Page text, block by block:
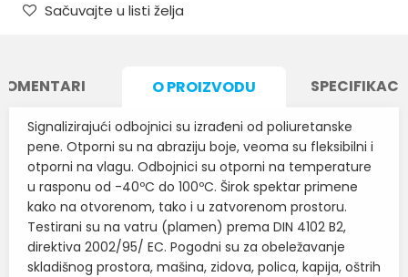
Sačuvajte u listi želja
O PROIZVODU
Signalizirajući odbojnici su izrađeni od poliuretanske
pene. Otporni su na abraziju boje, veoma su fleksibilni i
otporni na vlagu. Odbojnici su otporni na temperature
u rasponu od -40ºC do 100ºC. Širok spektar primene
kako na otvorenom, tako i u zatvorenom prostoru.
Testirani su na vatru (plamen) prema DIN 4102 B2,
direktiva 2002/95/ EC. Pogodni su za obeležavanje
skladišnog prostora, mašina, zidova, polica, kapija, oštrih